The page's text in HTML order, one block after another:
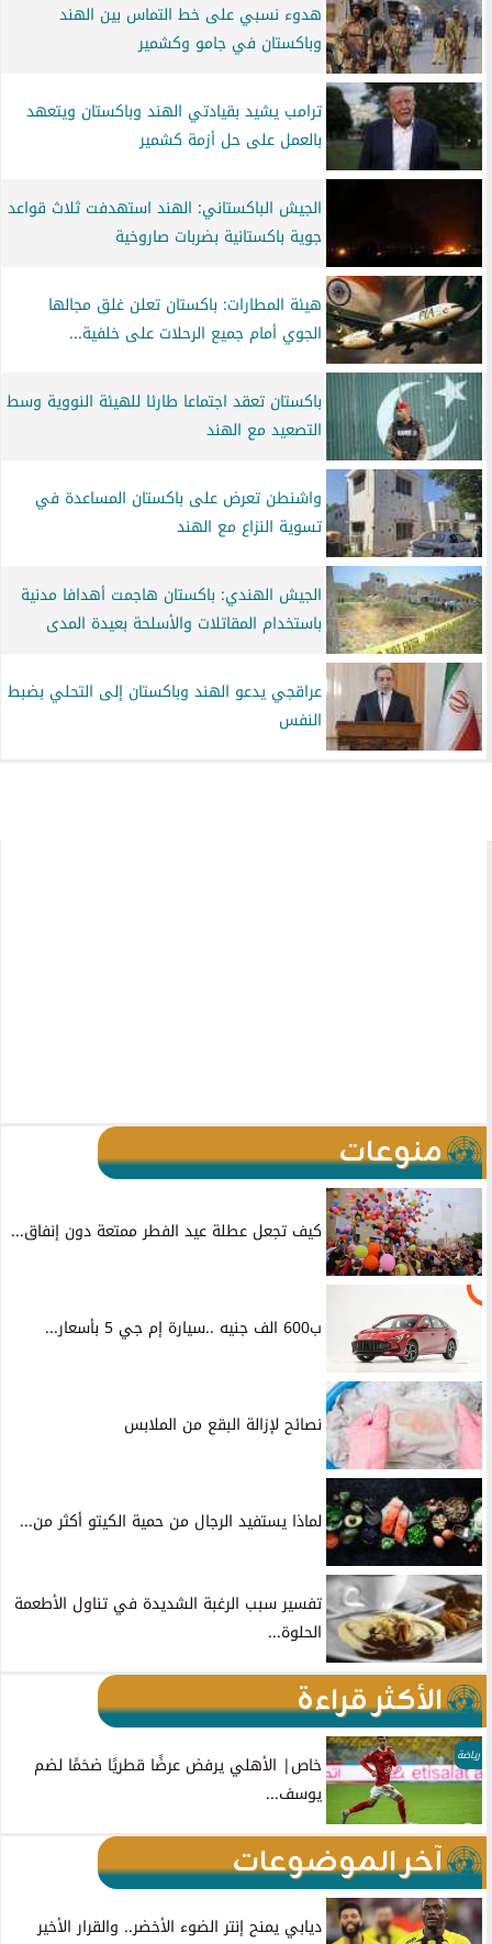
هدوء نسبي على خط التماس بين الهند
وباكستان في جامو وكشمير
ترامب يشيد بقيادتي الهند وباكستان ويتعهد
بالعمل على حل أزمة كشمير
الجيش الباكستاني: الهند استهدفت ثلاث قواعد
جوية باكستانية بضربات صاروخية
هيئة المطارات: باكستان تعلن غلق مجالها
الجوي أمام جميع الرحلات على خلفية...
باكستان تعقد اجتماعا طارئا للهيئة النووية وسط
التصعيد مع الهند
واشنطن تعرض على باكستان المساعدة في
تسوية النزاع مع الهند
الجيش الهندي: باكستان هاجمت أهدافا مدنية
باستخدام المقاتلات والأسلحة بعيدة المدى
عراقجي يدعو الهند وباكستان إلى التحلي بضبط
النفس
منوعات
كيف تجعل عطلة عيد الفطر ممتعة دون إنفاق...
ب600 الف جنيه ..سيارة إم جي 5 بأسعار...
نصائح لإزالة البقع من الملابس
لماذا يستفيد الرجال من حمية الكيتو أكثر من...
تفسير سبب الرغبة الشديدة في تناول الأطعمة
الحلوة...
الأكثر قراءة
رياضة
خاص| الأهلي يرفض عرضًا قطريًا ضخمًا لضم
يوسف...
آخر الموضوعات
ديابي يمنح إنتر الضوء الأخضر.. والقرار الأخير